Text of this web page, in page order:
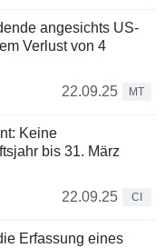
angesichts US-
Verlust von 4
22.09.25
MT
Keine
bis 31. März
22.09.25
CI
Erfassung eines